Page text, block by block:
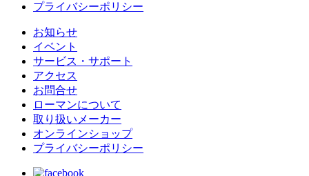
プライバシーポリシー
お知らせ
イベント
サービス・サポート
アクセス
お問合せ
ローマンについて
取り扱いメーカー
オンラインショップ
プライバシーポリシー